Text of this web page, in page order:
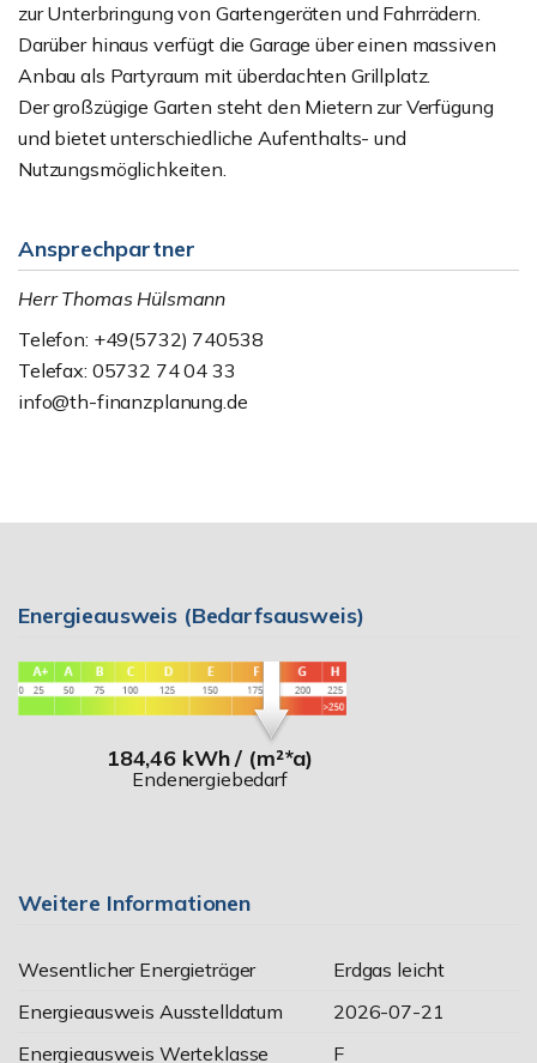
zur Unterbringung von Gartengeräten und Fahrrädern.
Darüber hinaus verfügt die Garage über einen massiven
Anbau als Partyraum mit überdachten Grillplatz.
Der großzügige Garten steht den Mietern zur Verfügung
und bietet unterschiedliche Aufenthalts- und
Nutzungsmöglichkeiten.
Ansprechpartner
Herr Thomas Hülsmann
Telefon: +49(5732) 740538
Telefax: 05732 74 04 33
info@th-finanzplanung.de
Energieausweis (Bedarfsausweis)
184,46 kWh / (m²*a)
Endenergiebedarf
Weitere Informationen
Wesentlicher Energieträger
Erdgas leicht
Energieausweis Ausstelldatum
2026-07-21
Energieausweis Werteklasse
F